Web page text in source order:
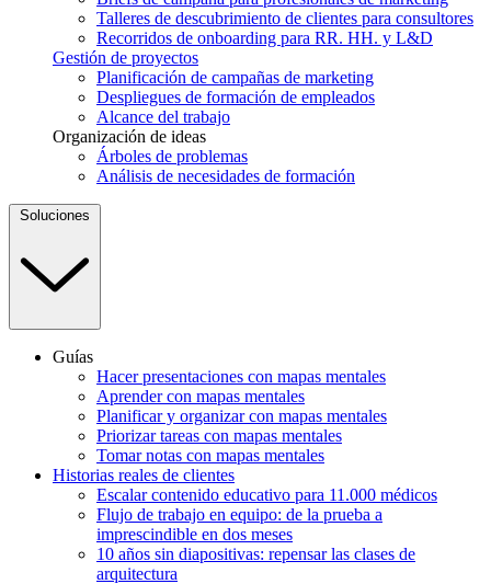
Talleres de descubrimiento de clientes para consultores
Recorridos de onboarding para RR. HH. y L&D
Gestión de proyectos
Planificación de campañas de marketing
Despliegues de formación de empleados
Alcance del trabajo
Organización de ideas
Árboles de problemas
Análisis de necesidades de formación
Soluciones
Guías
Hacer presentaciones con mapas mentales
Aprender con mapas mentales
Planificar y organizar con mapas mentales
Priorizar tareas con mapas mentales
Tomar notas con mapas mentales
Historias reales de clientes
Escalar contenido educativo para 11.000 médicos
Flujo de trabajo en equipo: de la prueba a
imprescindible en dos meses
10 años sin diapositivas: repensar las clases de
arquitectura